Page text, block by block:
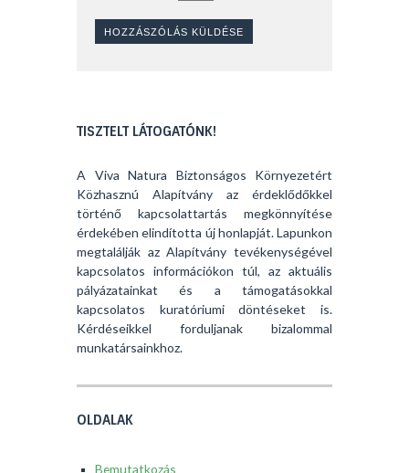
TISZTELT LÁTOGATÓNK!
A Viva Natura Biztonságos Környezetért
Közhasznú Alapítvány az érdeklődőkkel
történő kapcsolattartás megkönnyítése
érdekében elindította új honlapját. Lapunkon
megtalálják az Alapítvány tevékenységével
kapcsolatos információkon túl, az aktuális
pályázatainkat és a támogatásokkal
kapcsolatos kuratóriumi döntéseket is.
Kérdéseikkel forduljanak bizalommal
munkatársainkhoz.
OLDALAK
Bemutatkozás